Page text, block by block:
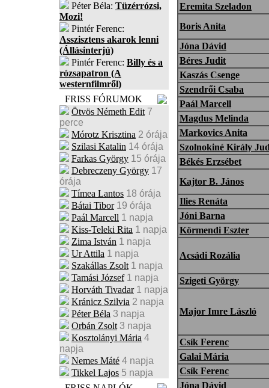
Péter Béla: Tüzérrózsi,
Mozi!
Pintér Ferenc:
Asszisztens akarok lenni
(Állásinterjú)
Pintér Ferenc: Billy és a
rózsapatron (A
westernfilmről)
FRISS FÓRUMOK
Ötvös Németh Edit 7
perce
Mórotz Krisztina 2 órája
Szilasi Katalin 14 órája
Farkas György 15 órája
Debreczeny György 17
órája
Tímea Lantos 18 órája
Bátai Tibor 19 órája
Paál Marcell 1 napja
Kiss-Teleki Rita 1 napja
Zima István 1 napja
Ur Attila 1 napja
Szakállas Zsolt 1 napja
Tamási József 1 napja
Horváth Tivadar 1 napja
Kránicz Szilvia 2 napja
Péter Béla 3 napja
Orbán Zsolt 3 napja
Kosztolányi Mária 4
napja
Nemes Máté 4 napja
Tikkel Lajos 5 napja
Eremita Szeladon
Boris Anita
Jóna Dávid
Béres Judit
Kaszás Csenge
Szendrői Csaba
Paál Marcell
Magdus Melinda
Markovics Anita
Szolnokiné Király
Békés Erzsébet
Kajtor B. János
Ilies Renáta
Jóni Barna
Körmendi Eszter
Acsádi Rozália
Szigeti György
Major Imre László
Csík Ferenc
Galai Mária
Csík Ferenc
Jóna Dávid